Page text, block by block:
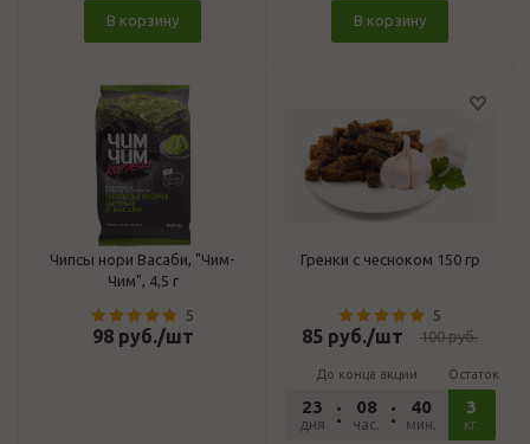
В корзину В корзину
Чипсы нори Васаби, "Чим-
Чим", 4,5 г
5
98руб./шт
Гренки с чесноком 150 гр
5
85 руб./шт 100руб.
До конца акции
23
дня
08
час.
40
мин.
19
сек.
Остаток
3
кг.